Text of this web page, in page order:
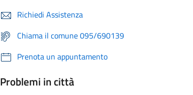
Richiedi Assistenza
Chiama il comune 095/690139
Prenota un appuntamento
Problemi in città